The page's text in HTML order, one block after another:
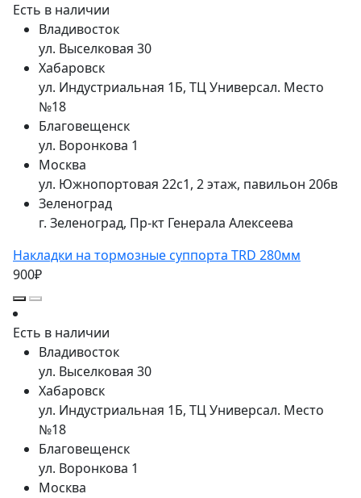
Есть в наличии
Владивосток
ул. Выселковая 30
Хабаровск
ул. Индустриальная 1Б, ТЦ Универсал. Место
№18
Благовещенск
ул. Воронкова 1
Москва
ул. Южнопортовая 22с1, 2 этаж, павильон 206в
Зеленоград
г. Зеленоград, Пр-кт Генерала Алексеева
Накладки на тормозные суппорта TRD 280мм
900₽
Есть в наличии
Владивосток
ул. Выселковая 30
Хабаровск
ул. Индустриальная 1Б, ТЦ Универсал. Место
№18
Благовещенск
ул. Воронкова 1
Москва